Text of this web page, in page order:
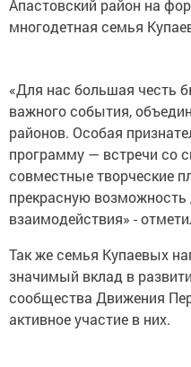
Апастовский район на
многодетная семья
«Для нас большая честь
важного события,
районов. Особая
программу — встречи со
совместные творческие
прекрасную возможность
взаимодействия» -
Так же семья Купаевых
значимый вклад в
сообщества Движения
активное участие в них.